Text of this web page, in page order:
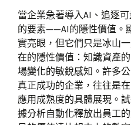
當企業急著導入AI、追逐
的要素——AI的隱性價值。
實亮眼，但它們只是冰山
在的隱性價值：知識資產
場變化的敏銳感知。許多
真正成功的企業，往往是
應用成熟度的具體展現。
據分析自動化釋放出員工